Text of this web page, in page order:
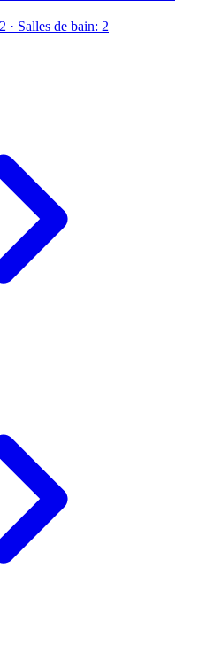
· Salles de bain: 2